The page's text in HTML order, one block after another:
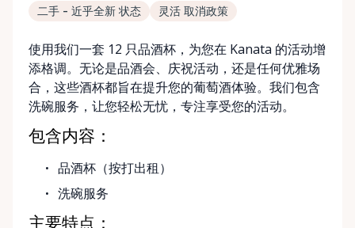
二手 - 近乎全新 状态 灵活 取消政策
使用我们一套 12 只品酒杯，为您在 Kanata 的活动增
添格调。无论是品酒会、庆祝活动，还是任何优雅场
合，这些酒杯都旨在提升您的葡萄酒体验。我们包含
洗碗服务，让您轻松无忧，专注享受您的活动。
包含内容：
品酒杯（按打出租）
洗碗服务
主要特点：